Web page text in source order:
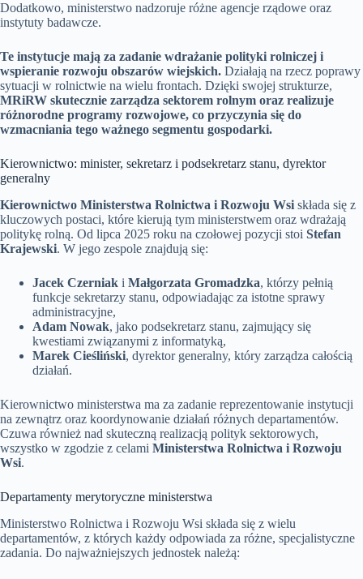
Dodatkowo, ministerstwo nadzoruje różne agencje rządowe oraz
instytuty badawcze.
Te instytucje mają za zadanie wdrażanie polityki rolniczej i
wspieranie rozwoju obszarów wiejskich. Działają na rzecz poprawy
sytuacji w rolnictwie na wielu frontach. Dzięki swojej strukturze,
MRiRW skutecznie zarządza sektorem rolnym oraz realizuje
różnorodne programy rozwojowe, co przyczynia się do
wzmacniania tego ważnego segmentu gospodarki.
Kierownictwo: minister, sekretarz i podsekretarz stanu, dyrektor
generalny
Kierownictwo Ministerstwa Rolnictwa i Rozwoju Wsi składa się z
kluczowych postaci, które kierują tym ministerstwem oraz wdrażają
politykę rolną. Od lipca 2025 roku na czołowej pozycji stoi Stefan
Krajewski. W jego zespole znajdują się:
Jacek Czerniak i Małgorzata Gromadzka, którzy pełnią
funkcje sekretarzy stanu, odpowiadając za istotne sprawy
administracyjne,
Adam Nowak, jako podsekretarz stanu, zajmujący się
kwestiami związanymi z informatyką,
Marek Cieśliński, dyrektor generalny, który zarządza całością
działań.
Kierownictwo ministerstwa ma za zadanie reprezentowanie instytucji
na zewnątrz oraz koordynowanie działań różnych departamentów.
Czuwa również nad skuteczną realizacją polityk sektorowych,
wszystko w zgodzie z celami Ministerstwa Rolnictwa i Rozwoju
Wsi.
Departamenty merytoryczne ministerstwa
Ministerstwo Rolnictwa i Rozwoju Wsi składa się z wielu
departamentów, z których każdy odpowiada za różne, specjalistyczne
zadania. Do najważniejszych jednostek należą: